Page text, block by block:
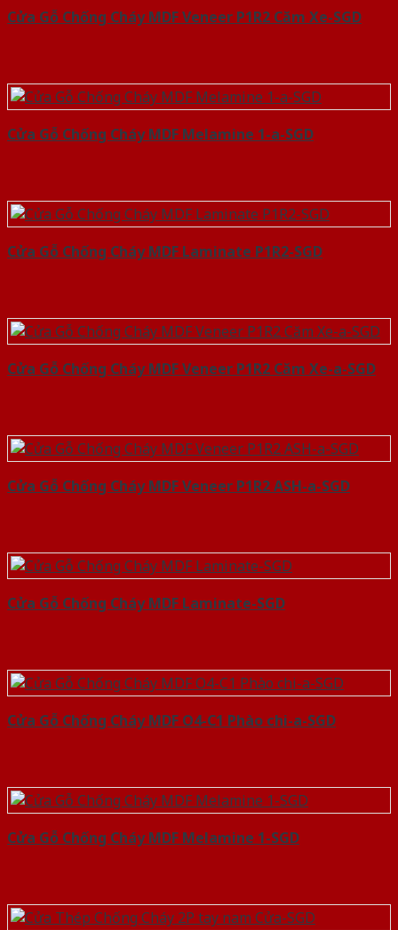
Cửa Gỗ Chống Cháy MDF Veneer P1R2 Căm Xe-SGD
Cửa Gỗ Chống Cháy MDF Melamine 1-a-SGD
Cửa Gỗ Chống Cháy MDF Laminate P1R2-SGD
Cửa Gỗ Chống Cháy MDF Veneer P1R2 Căm Xe-a-SGD
Cửa Gỗ Chống Cháy MDF Veneer P1R2 ASH-a-SGD
Cửa Gỗ Chống Cháy MDF Laminate-SGD
Cửa Gỗ Chống Cháy MDF O4-C1 Phào chi-a-SGD
Cửa Gỗ Chống Cháy MDF Melamine 1-SGD